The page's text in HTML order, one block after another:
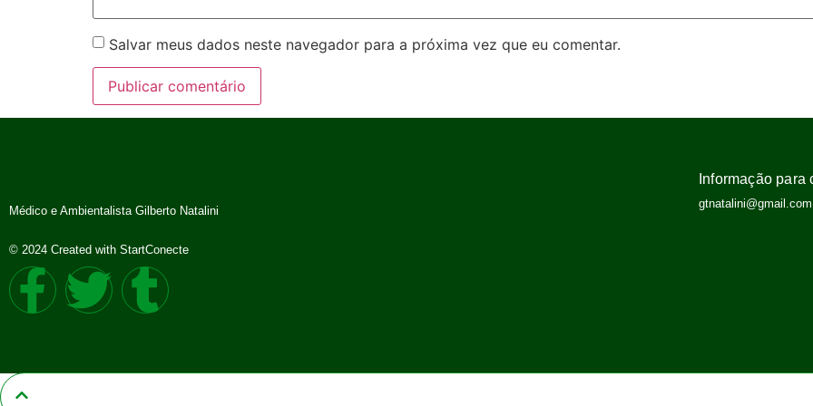
Salvar meus dados neste navegador para a próxima vez que eu comentar.
Médico e Ambientalista Gilberto Natalini
© 2024 Created with StartConecte
Informação para
gtnatalini@gmail.com